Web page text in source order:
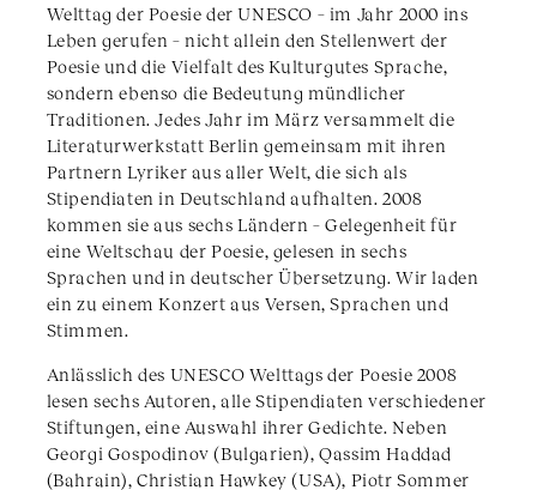
Welttag der Poesie der UNESCO – im Jahr 2000 ins
Leben gerufen – nicht allein den Stellenwert der
Poesie und die Vielfalt des Kulturgutes Sprache,
sondern ebenso die Bedeutung mündlicher
Traditionen. Jedes Jahr im März versammelt die
Literaturwerkstatt Berlin gemeinsam mit ihren
Partnern Lyriker aus aller Welt, die sich als
Stipendiaten in Deutschland aufhalten. 2008
kommen sie aus sechs Ländern – Gelegenheit für
eine Weltschau der Poesie, gelesen in sechs
Sprachen und in deutscher Übersetzung. Wir laden
ein zu einem Konzert aus Versen, Sprachen und
Stimmen.
Anlässlich des UNESCO Welttags der Poesie 2008
lesen sechs Autoren, alle Stipendiaten verschiedener
Stiftungen, eine Auswahl ihrer Gedichte. Neben
Georgi Gospodinov (Bulgarien), Qassim Haddad
(Bahrain), Christian Hawkey (USA), Piotr Sommer